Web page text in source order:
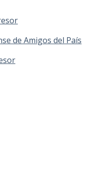
de Amigos del País